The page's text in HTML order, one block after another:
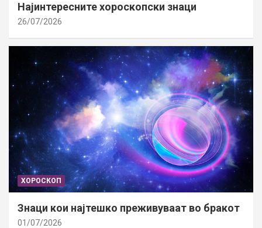
Најинтересните хороскопски знаци
26/07/2026
ХОРОСКОП
Знаци кои најтешко преживуваат во бракот
01/07/2026